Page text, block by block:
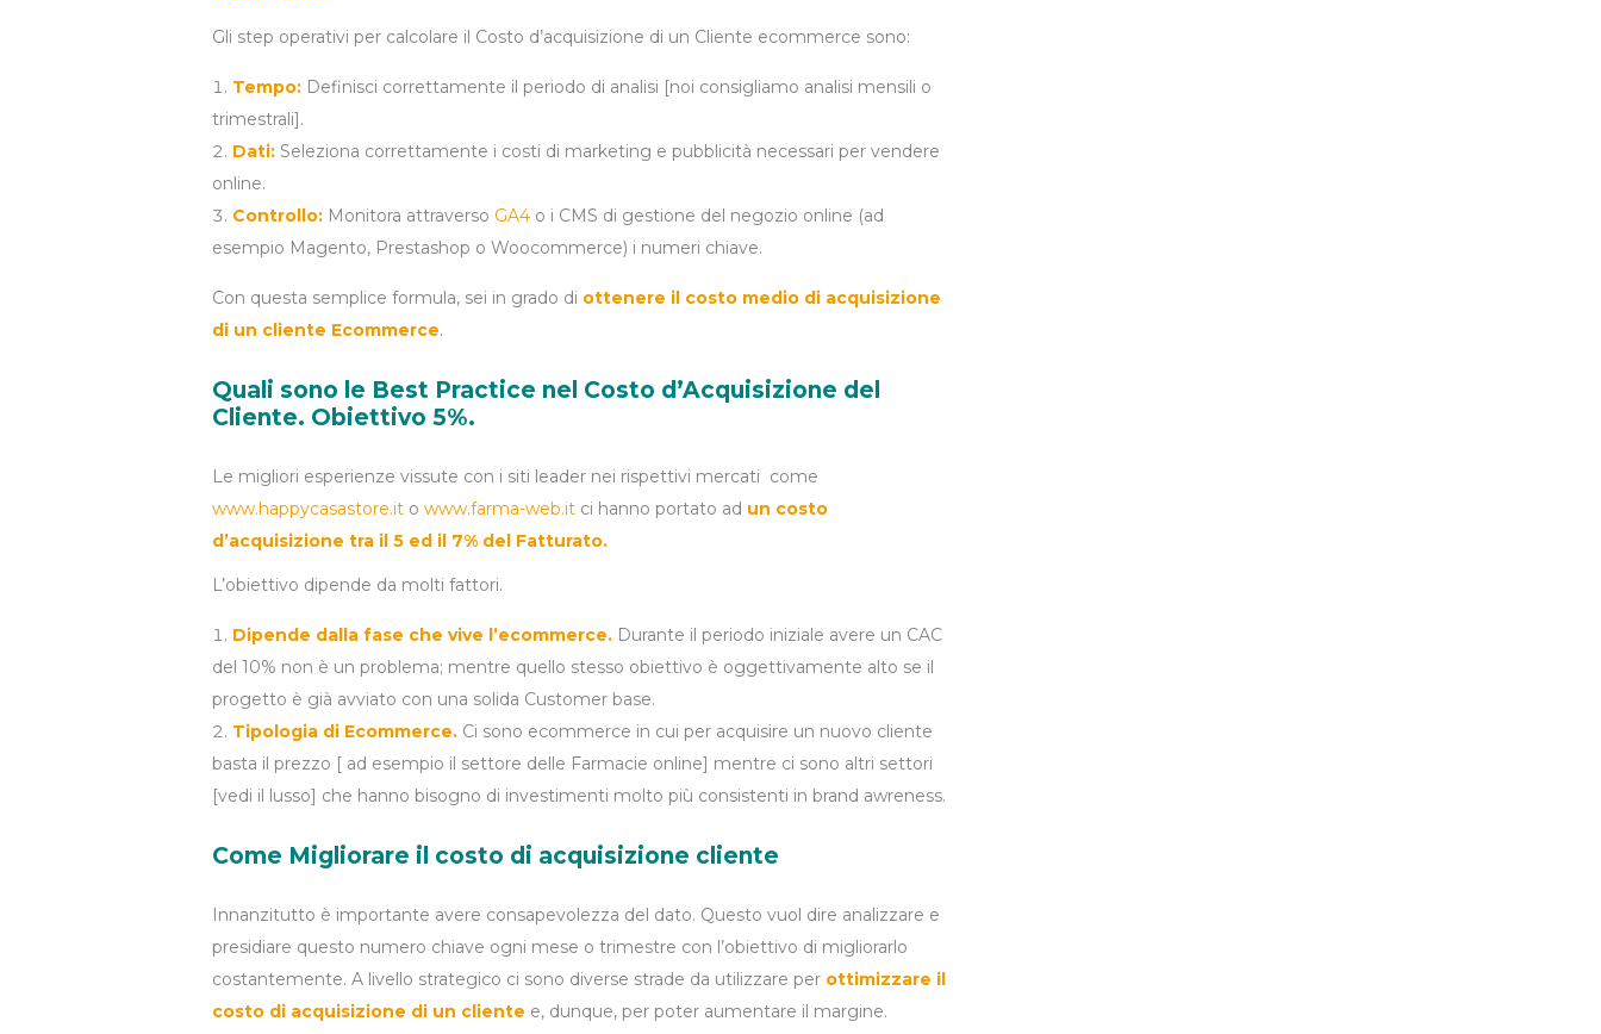
Gli step operativi per calcolare il Costo d’acquisizione di un Cliente ecommerce sono:
Tempo: Definisci correttamente il periodo di analisi [noi consigliamo analisi mensili o
trimestrali].
Dati: Seleziona correttamente i costi di marketing e pubblicità necessari per vendere
online.
Controllo: Monitora attraverso GA4 o i CMS di gestione del negozio online (ad
esempio Magento, Prestashop o Woocommerce) i numeri chiave.
Con questa semplice formula, sei in grado di ottenere il costo medio di acquisizione
di un cliente Ecommerce.
Quali sono le Best Practice nel Costo d’Acquisizione del
Cliente. Obiettivo 5%.
Le migliori esperienze vissute con i siti leader nei rispettivi mercati come
www.happycasastore.it o www.farma-web.it ci hanno portato ad un costo
d’acquisizione tra il 5 ed il 7% del Fatturato.
L’obiettivo dipende da molti fattori.
Dipende dalla fase che vive l’ecommerce. Durante il periodo iniziale avere un CAC
del 10% non è un problema; mentre quello stesso obiettivo è oggettivamente alto se il
progetto è già avviato con una solida Customer base.
Tipologia di Ecommerce. Ci sono ecommerce in cui per acquisire un nuovo cliente
basta il prezzo [ ad esempio il settore delle Farmacie online] mentre ci sono altri settori
[vedi il lusso] che hanno bisogno di investimenti molto più consistenti in brand awreness.
Come Migliorare il costo di acquisizione cliente
Innanzitutto è importante avere consapevolezza del dato. Questo vuol dire analizzare e
presidiare questo numero chiave ogni mese o trimestre con l’obiettivo di migliorarlo
costantemente. A livello strategico ci sono diverse strade da utilizzare per ottimizzare il
costo di acquisizione di un cliente e, dunque, per poter aumentare il margine.